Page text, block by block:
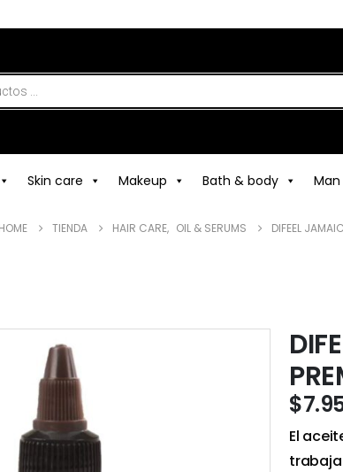
Skin care Makeup Bath & body
HOME TIENDA HAIR CARE, OIL & SERUMS DIFEEL
$
El